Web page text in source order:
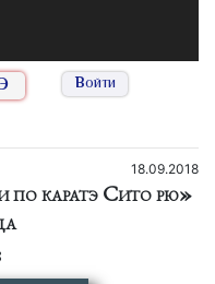
Войти
18.09.2018
по каратэ Сито рю»